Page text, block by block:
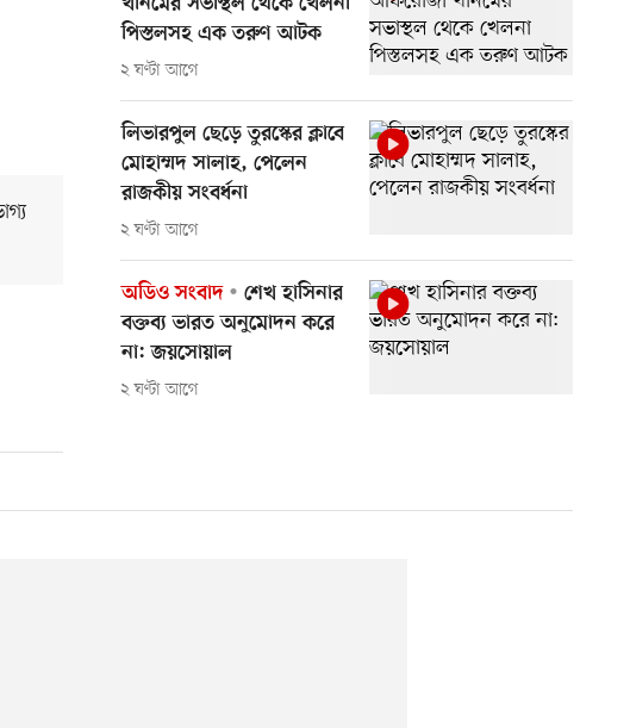
পিস্তলসহ এক তরুণ আটক
২ ঘণ্টা আগে
লিভারপুল ছেড়ে তুরস্কের ক্লাবে
মোহাম্মদ সালাহ, পেলেন
রাজকীয় সংবর্ধনা
২ ঘণ্টা আগে
অডিও সংবাদ
শেখ হাসিনার
বক্তব্য ভারত অনুমোদন করে
না: জয়সোয়াল
২ ঘণ্টা আগে